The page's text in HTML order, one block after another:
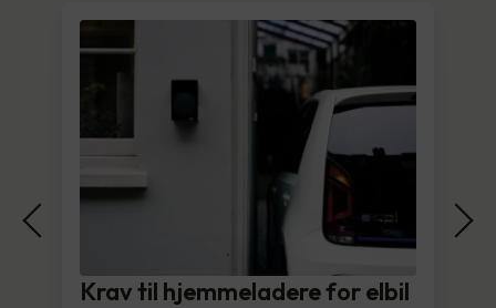
Krav til hjemmeladere for elbil